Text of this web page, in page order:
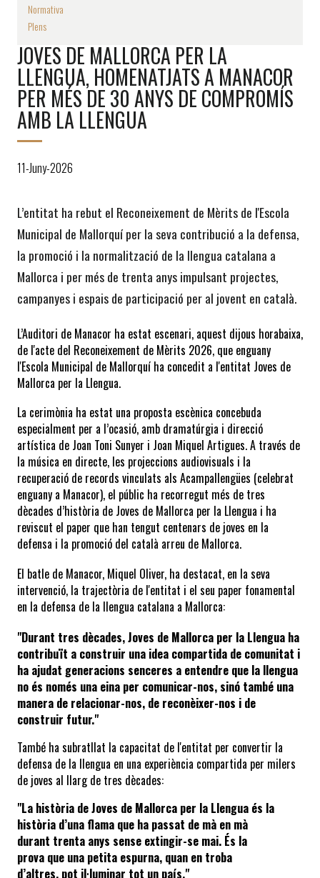
Normativa
Plens
JOVES DE MALLORCA PER LA
LLENGUA, HOMENATJATS A MANACOR
PER MÉS DE 30 ANYS DE COMPROMÍS
AMB LA LLENGUA
11-Juny-2026
L’entitat ha rebut el Reconeixement de Mèrits de l'Escola
Municipal de Mallorquí per la seva contribució a la defensa,
la promoció i la normalització de la llengua catalana a
Mallorca i per més de trenta anys impulsant projectes,
campanyes i espais de participació per al jovent en català.
L’Auditori de Manacor ha estat escenari, aquest dijous horabaixa,
de l'acte del Reconeixement de Mèrits 2026, que enguany
l'Escola Municipal de Mallorquí ha concedit a l'entitat Joves de
Mallorca per la Llengua.
La cerimònia ha estat una proposta escènica concebuda
especialment per a l’ocasió, amb dramatúrgia i direcció
artística de Joan Toni Sunyer i Joan Miquel Artigues. A través de
la música en directe, les projeccions audiovisuals i la
recuperació de records vinculats als Acampallengües (celebrat
enguany a Manacor), el públic ha recorregut més de tres
dècades d’història de Joves de Mallorca per la Llengua i ha
reviscut el paper que han tengut centenars de joves en la
defensa i la promoció del català arreu de Mallorca.
El batle de Manacor, Miquel Oliver, ha destacat, en la seva
intervenció, la trajectòria de l'entitat i el seu paper fonamental
en la defensa de la llengua catalana a Mallorca:
"Durant tres dècades, Joves de Mallorca per la Llengua ha
contribuït a construir una idea compartida de comunitat i
ha ajudat generacions senceres a entendre que la llengua
no és només una eina per comunicar-nos, sinó també una
manera de relacionar-nos, de reconèixer-nos i de
construir futur."
També ha subratllat la capacitat de l'entitat per convertir la
defensa de la llengua en una experiència compartida per milers
de joves al llarg de tres dècades:
"La història de Joves de Mallorca per la Llengua és la
història d’una flama que ha passat de mà en mà
durant trenta anys sense extingir-se mai. És la
prova que una petita espurna, quan en troba
d’altres, pot il·luminar tot un país."